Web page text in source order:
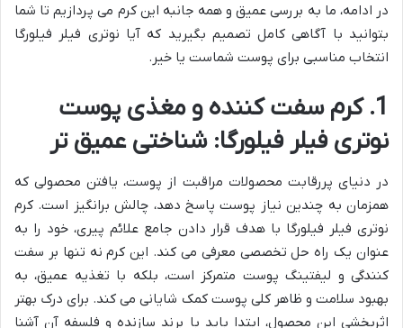
در ادامه، ما به بررسی عمیق و همه جانبه این کرم می پردازیم تا شما
بتوانید با آگاهی کامل تصمیم بگیرید که آیا نوتری فیلر فیلورگا
انتخاب مناسبی برای پوست شماست یا خیر.
1. کرم سفت کننده و مغذی پوست
نوتری فیلر فیلورگا: شناختی عمیق تر
در دنیای پررقابت محصولات مراقبت از پوست، یافتن محصولی که
همزمان به چندین نیاز پوست پاسخ دهد، چالش برانگیز است. کرم
نوتری فیلر فیلورگا با هدف قرار دادن جامع علائم پیری، خود را به
عنوان یک راه حل تخصصی معرفی می کند. این کرم نه تنها بر سفت
کنندگی و لیفتینگ پوست متمرکز است، بلکه با تغذیه عمیق، به
بهبود سلامت و ظاهر کلی پوست کمک شایانی می کند. برای درک بهتر
اثربخشی این محصول، ابتدا باید با برند سازنده و فلسفه آن آشنا